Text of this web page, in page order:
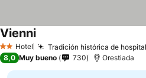
2 Estrellas
Hotel Tradición histórica de
VienniVer precios
8,0 Muy bueno 730 Orestiada